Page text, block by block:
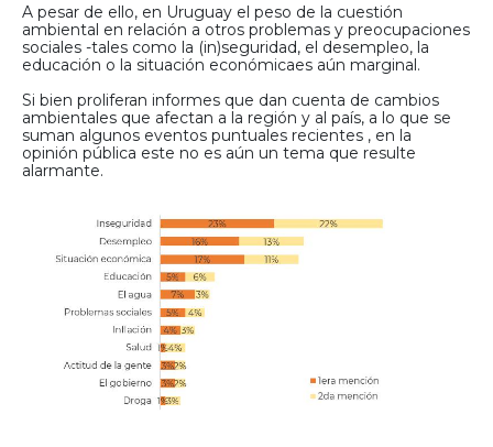
A pesar de ello, en Uruguay el peso de la cuestión
ambiental en relación a otros problemas y preocupaciones
sociales -tales como la (in)seguridad, el desempleo, la
educación o la situación económicaes aún marginal.
Si bien proliferan informes que dan cuenta de cambios
ambientales que afectan a la región y al país, a lo que se
suman algunos eventos puntuales recientes , en la
opinión pública este no es aún un tema que resulte
alarmante.